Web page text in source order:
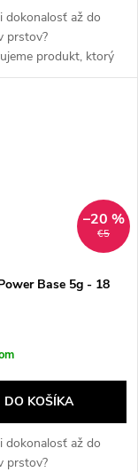
dokonalosť až do
prstov?
produkt, ktorý
pravidlá hry! ✨
Base**: Váš
€5
–20 %
Base 5g - 18
DO KOŠÍKA
dokonalosť až do
prstov?